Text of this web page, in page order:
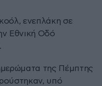
ενεπλάκη σε
Εθνική Οδό
της Πέμπτης
υπό